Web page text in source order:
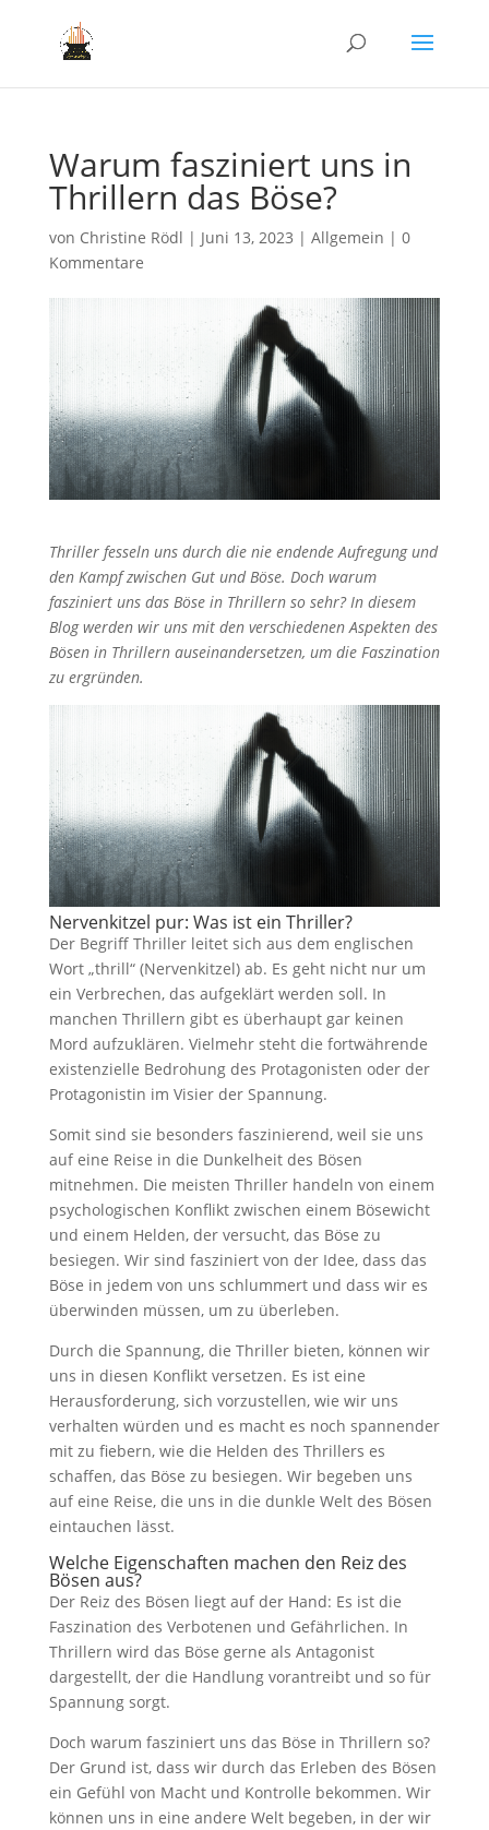
Warum fasziniert uns in
Thrillern das Böse?
von Christine Rödl | Juni 13, 2023 | Allgemein | 0
Kommentare
Thriller fesseln uns durch die nie endende Aufregung und
den Kampf zwischen Gut und Böse. Doch warum
fasziniert uns das Böse in Thrillern so sehr? In diesem
Blog werden wir uns mit den verschiedenen Aspekten des
Bösen in Thrillern auseinandersetzen, um die Faszination
zu ergründen.
Nervenkitzel pur: Was ist ein Thriller?
Der Begriff Thriller leitet sich aus dem englischen
Wort „thrill“ (Nervenkitzel) ab. Es geht nicht nur um
ein Verbrechen, das aufgeklärt werden soll. In
manchen Thrillern gibt es überhaupt gar keinen
Mord aufzuklären. Vielmehr steht die fortwährende
existenzielle Bedrohung des Protagonisten oder der
Protagonistin im Visier der Spannung.
Somit sind sie besonders faszinierend, weil sie uns
auf eine Reise in die Dunkelheit des Bösen
mitnehmen. Die meisten Thriller handeln von einem
psychologischen Konflikt zwischen einem Bösewicht
und einem Helden, der versucht, das Böse zu
besiegen. Wir sind fasziniert von der Idee, dass das
Böse in jedem von uns schlummert und dass wir es
überwinden müssen, um zu überleben.
Durch die Spannung, die Thriller bieten, können wir
uns in diesen Konflikt versetzen. Es ist eine
Herausforderung, sich vorzustellen, wie wir uns
verhalten würden und es macht es noch spannender
mit zu fiebern, wie die Helden des Thrillers es
schaffen, das Böse zu besiegen. Wir begeben uns
auf eine Reise, die uns in die dunkle Welt des Bösen
eintauchen lässt.
Welche Eigenschaften machen den Reiz des
Bösen aus?
Der Reiz des Bösen liegt auf der Hand: Es ist die
Faszination des Verbotenen und Gefährlichen. In
Thrillern wird das Böse gerne als Antagonist
dargestellt, der die Handlung vorantreibt und so für
Spannung sorgt.
Doch warum fasziniert uns das Böse in Thrillern so?
Der Grund ist, dass wir durch das Erleben des Bösen
ein Gefühl von Macht und Kontrolle bekommen. Wir
können uns in eine andere Welt begeben, in der wir